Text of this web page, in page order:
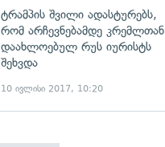
ტრამპის შვილი ადასტურებს,
რომ არჩევნებამდე კრემლთან
დაახლოებულ რუს იურისტს
შეხვდა
10 ივლისი 2017, 10:20